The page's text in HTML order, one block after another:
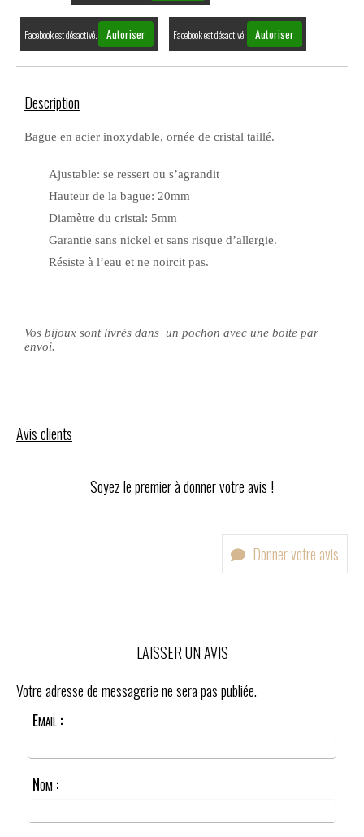
Facebook est désactivé. Autoriser Facebook est désactivé. Autoriser
Description
Bague en acier inoxydable, ornée de cristal taillé.
Ajustable: se ressert ou s’agrandit
Hauteur de la bague: 20mm
Diamètre du cristal: 5mm
Garantie sans nickel et sans risque d’allergie.
Résiste à l’eau et ne noircit pas.
Vos bijoux sont livrés dans un pochon avec une boite par
envoi.
Avis clients
Soyez le premier à donner votre avis !
Donner votre avis
LAISSER UN AVIS
Votre adresse de messagerie ne sera pas publiée.
Email :
Nom :